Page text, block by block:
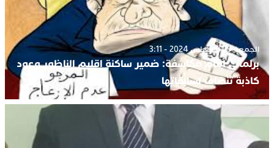
الجمعة 09 أغسطس 2024 - 3:11
برلماني أمام مكاشفة: ضمير ساكنة إقليم الناظور وعود
كاذبة تنضاف لسابقاتها